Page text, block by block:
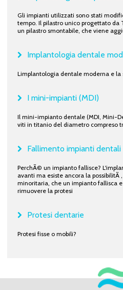
Gli impianti utilizzati sono stati
tempo. Il pilastro unico progettato da
un pilastro smontabile, che viene
Implantologia dentale
Limplantologia dentale moderna e la
I mini-impianti (MDI)
Il mini-impianto dentale (MDI, Mini-
viti in titanio del diametro compreso
Fallimento impianti dentali
PerchÃ© un impianto fallisce?
avanti ma esiste ancora la possibilitÃ
minoritaria, che un impianto fallisca
rimuovere la protesi
Protesi dentarie
Protesi fisse o mobili?